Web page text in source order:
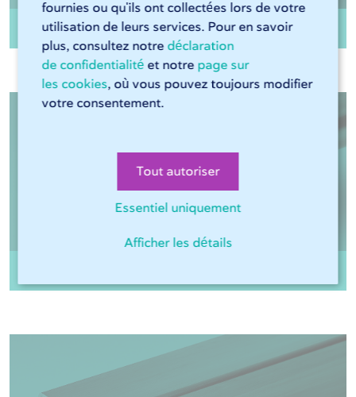
fournies ou qu'ils ont collectées lors de votre
utilisation de leurs services. Pour en savoir
plus, consultez notre déclaration
de confidentialité et notre page sur
les cookies, où vous pouvez toujours modifier
votre consentement.
Tout autoriser
Essentiel uniquement
Afficher les détails
Tube rond Inox 304 soudé HF non-recuit